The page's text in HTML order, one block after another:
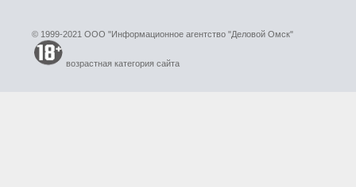
© 1999-2021 ООО "Информационное агентство "Деловой Омск"
возрастная категория сайта